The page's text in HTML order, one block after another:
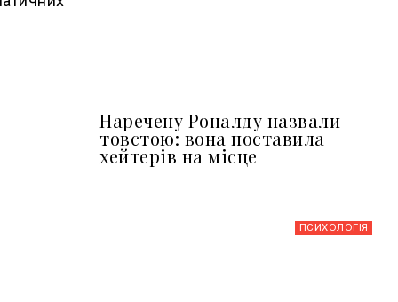
Наречену Роналду назвали
товстою: вона поставила
хейтерів на місце
ПСИХОЛОГІЯ